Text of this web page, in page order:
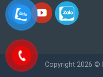
Copyright 2026 ©